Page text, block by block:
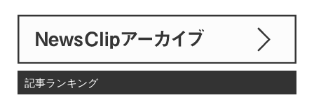
記事ランキング